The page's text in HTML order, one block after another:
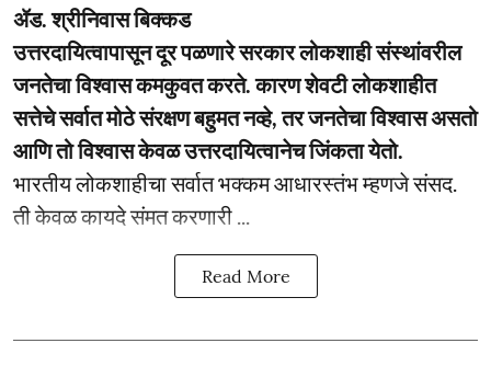
ॲड. श्रीनिवास बिक्कड
उत्तरदायित्वापासून दूर पळणारे सरकार लोकशाही संस्थांवरील
जनतेचा विश्वास कमकुवत करते. कारण शेवटी लोकशाहीत
सत्तेचे सर्वात मोठे संरक्षण बहुमत नव्हे, तर जनतेचा विश्वास असतो
आणि तो विश्वास केवळ उत्तरदायित्वानेच जिंकता येतो.
भारतीय लोकशाहीचा सर्वात भक्कम आधारस्तंभ म्हणजे संसद.
ती केवळ कायदे संमत करणारी ...
Read More